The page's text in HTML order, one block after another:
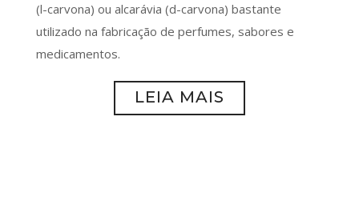
(l-carvona) ou alcarávia (d-carvona) bastante
utilizado na fabricação de perfumes, sabores e
medicamentos.
LEIA MAIS